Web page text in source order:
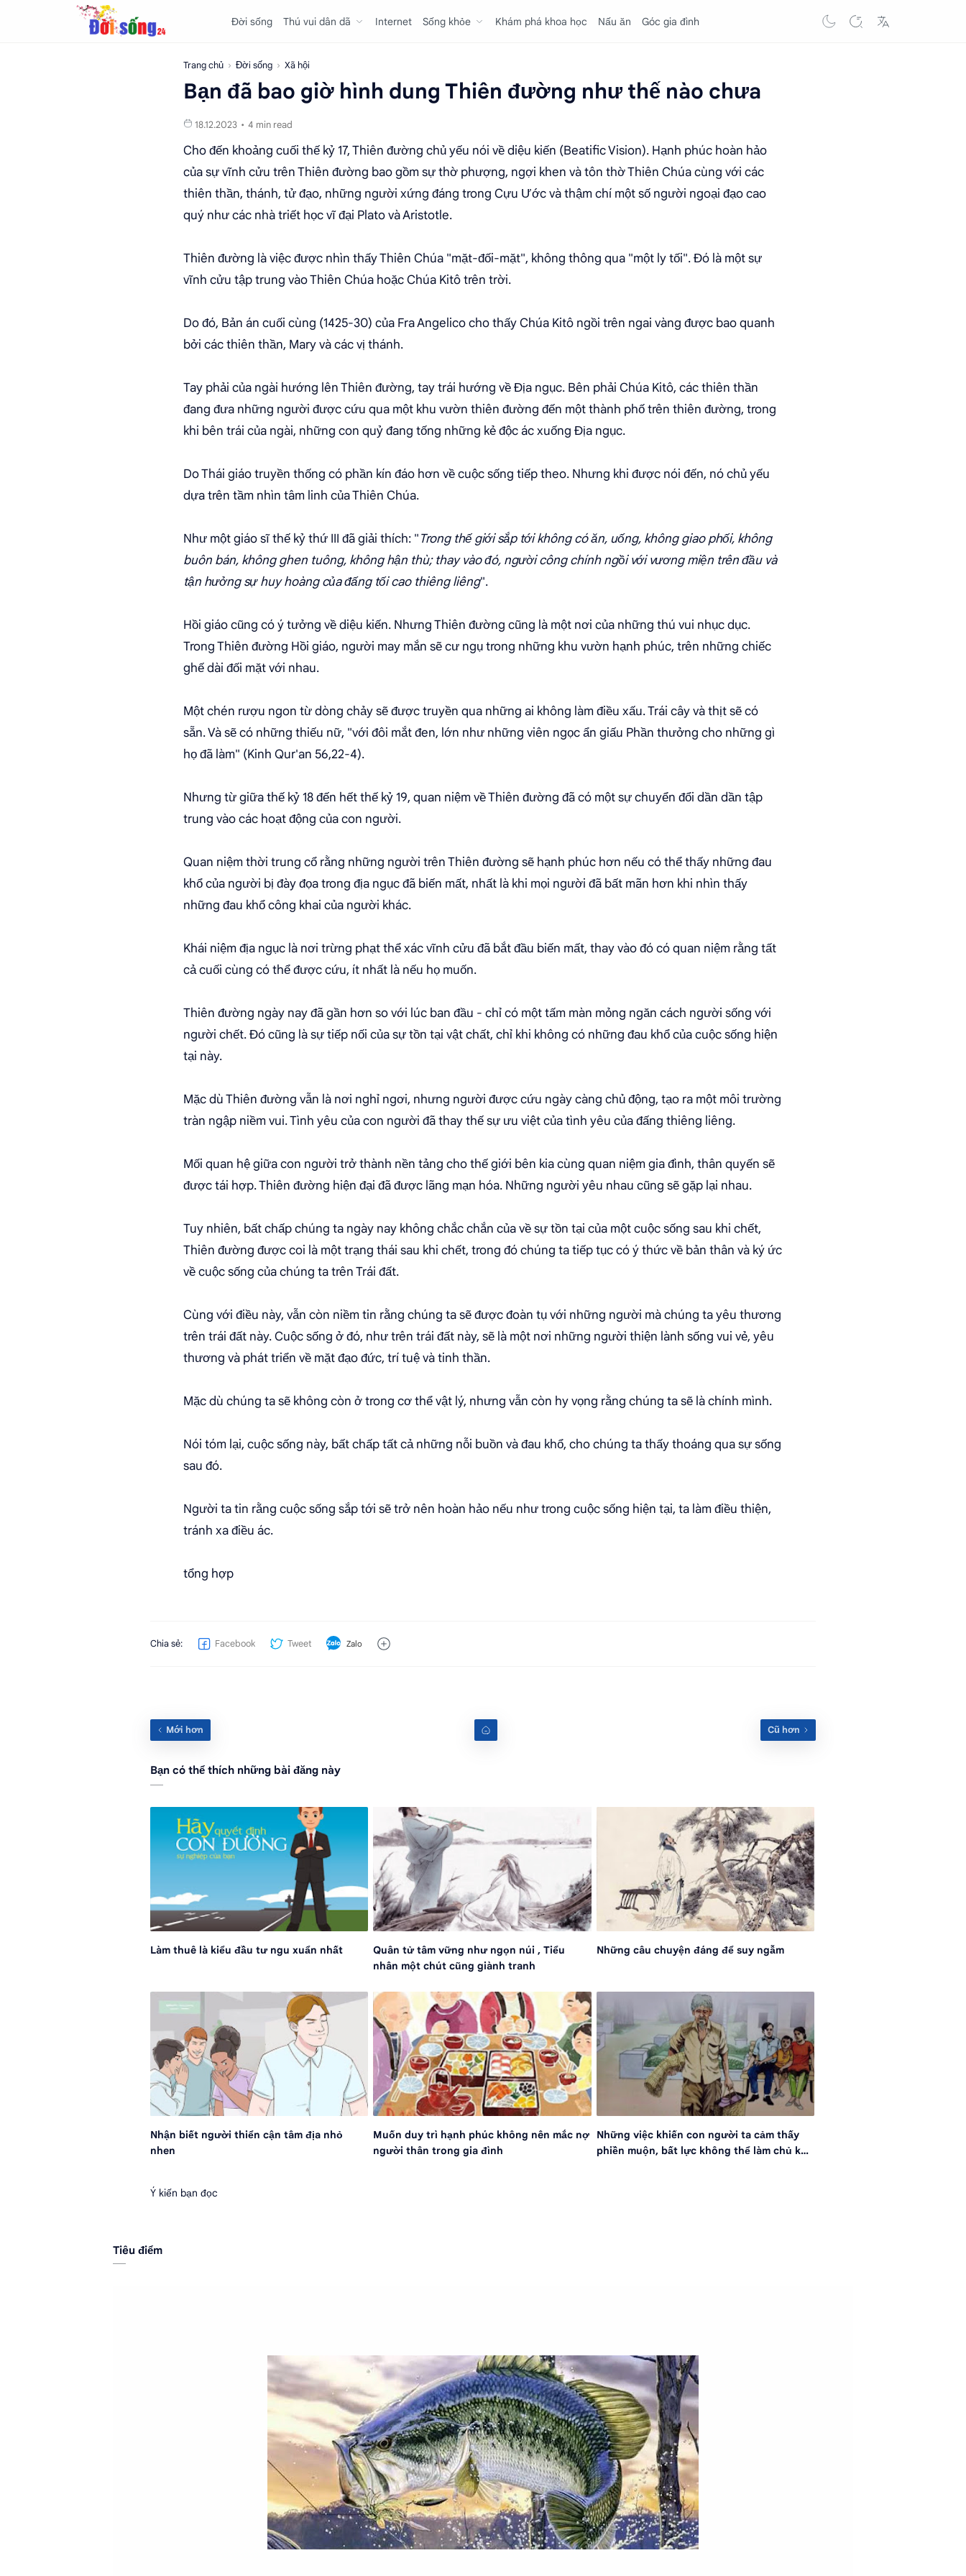
Đời sống Thú vui dân dã Internet Sống khỏe Khám phá khoa học Nấu ăn Góc gia đình
Trang chủ Đời sống Xã hội
Bạn đã bao giờ hình dung Thiên đường như thế nào chưa
4 min read
Cho đến khoảng cuối thế kỷ 17, Thiên đường chủ yếu nói về diệu kiến (Beatific Vision). Hạnh phúc hoàn hảo
của sự vĩnh cửu trên Thiên đường bao gồm sự thờ phượng, ngợi khen và tôn thờ Thiên Chúa cùng với các
thiên thần, thánh, tử đạo, những người xứng đáng trong Cựu Ước và thậm chí một số người ngoại đạo cao
quý như các nhà triết học vĩ đại Plato và Aristotle.
Thiên đường là việc được nhìn thấy Thiên Chúa "mặt-đối-mặt", không thông qua "một ly tối". Đó là một sự
vĩnh cửu tập trung vào Thiên Chúa hoặc Chúa Kitô trên trời.
Do đó, Bản án cuối cùng (1425-30) của Fra Angelico cho thấy Chúa Kitô ngồi trên ngai vàng được bao quanh
bởi các thiên thần, Mary và các vị thánh.
Tay phải của ngài hướng lên Thiên đường, tay trái hướng về Địa ngục. Bên phải Chúa Kitô, các thiên thần
đang đưa những người được cứu qua một khu vườn thiên đường đến một thành phố trên thiên đường, trong
khi bên trái của ngài, những con quỷ đang tống những kẻ độc ác xuống Địa ngục.
Do Thái giáo truyền thống có phần kín đáo hơn về cuộc sống tiếp theo. Nhưng khi được nói đến, nó chủ yếu
dựa trên tầm nhìn tâm linh của Thiên Chúa.
Như một giáo sĩ thế kỷ thứ III đã giải thích: "Trong thế giới sắp tới không có ăn, uống, không giao phối, không
buôn bán, không ghen tuông, không hận thù; thay vào đó, người công chính ngồi với vương miện trên đầu và
tận hưởng sự huy hoàng của đấng tối cao thiêng liêng".
Hồi giáo cũng có ý tưởng về diệu kiến. Nhưng Thiên đường cũng là một nơi của những thú vui nhục dục.
Trong Thiên đường Hồi giáo, người may mắn sẽ cư ngụ trong những khu vườn hạnh phúc, trên những chiếc
ghế dài đối mặt với nhau.
Một chén rượu ngon từ dòng chảy sẽ được truyền qua những ai không làm điều xấu. Trái cây và thịt sẽ có
sẵn. Và sẽ có những thiếu nữ, "với đôi mắt đen, lớn như những viên ngọc ẩn giấu Phần thưởng cho những gì
họ đã làm" (Kinh Qur'an 56,22-4).
Nhưng từ giữa thế kỷ 18 đến hết thế kỷ 19, quan niệm về Thiên đường đã có một sự chuyển đổi dần dần tập
trung vào các hoạt động của con người.
Quan niệm thời trung cổ rằng những người trên Thiên đường sẽ hạnh phúc hơn nếu có thể thấy những đau
khổ của người bị đày đọa trong địa ngục đã biến mất, nhất là khi mọi người đã bất mãn hơn khi nhìn thấy
những đau khổ công khai của người khác.
Khái niệm địa ngục là nơi trừng phạt thể xác vĩnh cửu đã bắt đầu biến mất, thay vào đó có quan niệm rằng tất
cả cuối cùng có thể được cứu, ít nhất là nếu họ muốn.
Thiên đường ngày nay đã gần hơn so với lúc ban đầu - chỉ có một tấm màn mỏng ngăn cách người sống với
người chết. Đó cũng là sự tiếp nối của sự tồn tại vật chất, chỉ khi không có những đau khổ của cuộc sống hiện
tại này.
Mặc dù Thiên đường vẫn là nơi nghỉ ngơi, nhưng người được cứu ngày càng chủ động, tạo ra một môi trường
tràn ngập niềm vui. Tình yêu của con người đã thay thế sự ưu việt của tình yêu của đấng thiêng liêng.
Mối quan hệ giữa con người trở thành nền tảng cho thế giới bên kia cùng quan niệm gia đình, thân quyến sẽ
được tái hợp. Thiên đường hiện đại đã được lãng mạn hóa. Những người yêu nhau cũng sẽ gặp lại nhau.
Tuy nhiên, bất chấp chúng ta ngày nay không chắc chắn của về sự tồn tại của một cuộc sống sau khi chết,
Thiên đường được coi là một trạng thái sau khi chết, trong đó chúng ta tiếp tục có ý thức về bản thân và ký ức
về cuộc sống của chúng ta trên Trái đất.
Cùng với điều này, vẫn còn niềm tin rằng chúng ta sẽ được đoàn tụ với những người mà chúng ta yêu thương
trên trái đất này. Cuộc sống ở đó, như trên trái đất này, sẽ là một nơi những người thiện lành sống vui vẻ, yêu
thương và phát triển về mặt đạo đức, trí tuệ và tinh thần.
Mặc dù chúng ta sẽ không còn ở trong cơ thể vật lý, nhưng vẫn còn hy vọng rằng chúng ta sẽ là chính mình.
Nói tóm lại, cuộc sống này, bất chấp tất cả những nỗi buồn và đau khổ, cho chúng ta thấy thoáng qua sự sống
sau đó.
Người ta tin rằng cuộc sống sắp tới sẽ trở nên hoàn hảo nếu như trong cuộc sống hiện tại, ta làm điều thiện,
tránh xa điều ác.
tổng hợp
Zalo
Bạn có thể thích những bài đăng này
Làm thuê là kiểu đầu tư ngu xuẩn nhất
Quân tử tâm vững như ngọn núi , Tiểu
nhân một chút cũng giành tranh
Những câu chuyện đáng để suy ngẫm
Nhận biết người thiển cận tâm địa nhỏ
nhen
Muốn duy trì hạnh phúc không nên mắc nợ
người thân trong gia đình
Những việc khiến con người ta cảm thấy
phiền muộn, bất lực không thể làm chủ khi
Ý kiến bạn đọc
Tiêu điểm